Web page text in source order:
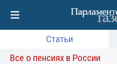
Статьи
Все о пенсиях в России